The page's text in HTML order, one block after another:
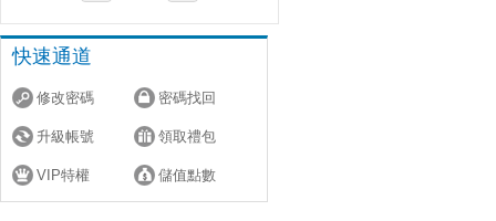
快速通道
修改密碼 密碼找回
升級帳號 領取禮包
VIP特權 儲值點數